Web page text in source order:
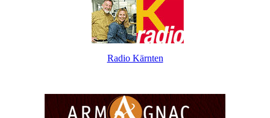
Radio Kärnten